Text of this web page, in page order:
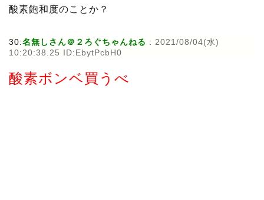
酸素飽和度のことか？
30:名無しさん＠２ろぐちゃんねる : 2021/08/04(水)
10:20:38.25 ID:EbytPcbH0
酸素ボンベ買うべ